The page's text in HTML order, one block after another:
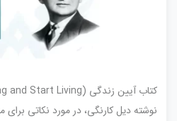
نوشته دیل کارنگی، در مورد نکاتی برای